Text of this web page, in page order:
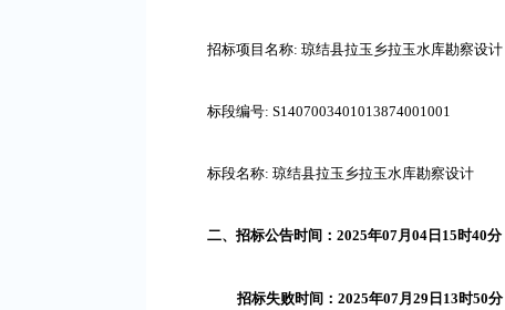
招标项目名称: 琼结县拉玉乡拉玉水库勘察设计
标段编号: S1407003401013874001001
标段名称: 琼结县拉玉乡拉玉水库勘察设计
二、招标公告时间： 2025年07月04日15时40分
招标失败时间： 2025年07月29日13时50分